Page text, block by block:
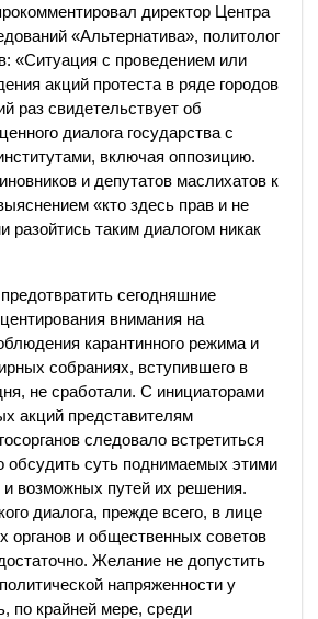
директор Центра
«Альтернатива», политолог
«Ситуация с проведением или
акций протеста в ряде городов
раз свидетельствует об
диалога государства с
включая оппозицию.
и депутатов маслихатов к
«кто здесь прав и не
разойтись таким диалогом никак
сегодняшние
внимания на
карантинного режима и
собраниях, вступившего в
не сработали. С инициаторами
акций представителям
следовало встретиться
обсудить суть поднимаемых этими
возможных путей их решения.
диалога, прежде всего, в лице
органов и общественных советов
Желание не допустить
напряженности у
по крайней мере, среди